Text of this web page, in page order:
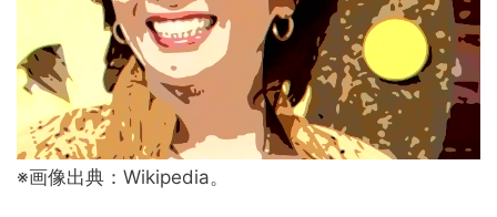
※画像出典：Wikipedia。